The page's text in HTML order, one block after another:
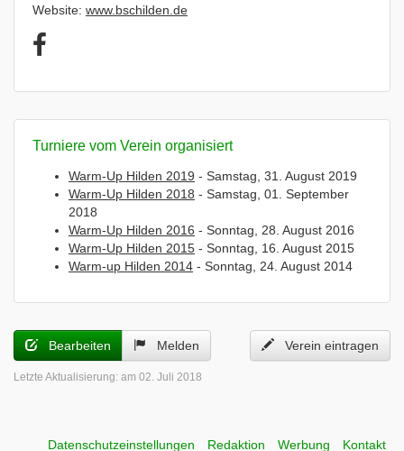
Website: www.bschilden.de
Turniere vom Verein organisiert
Warm-Up Hilden 2019 - Samstag, 31. August 2019
Warm-Up Hilden 2018 - Samstag, 01. September
2018
Warm-Up Hilden 2016 - Sonntag, 28. August 2016
Warm-Up Hilden 2015 - Sonntag, 16. August 2015
Warm-up Hilden 2014 - Sonntag, 24. August 2014
Bearbeiten Melden Verein eintragen
Letzte Aktualisierung: am 02. Juli 2018
Datenschutzeinstellungen Redaktion Werbung Kontakt